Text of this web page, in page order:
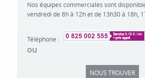
Nos équipes commerciales sont
vendredi de 8h à 12h et de 13h30 à 18h,
Téléphone :
ou
NOUS TROUVER